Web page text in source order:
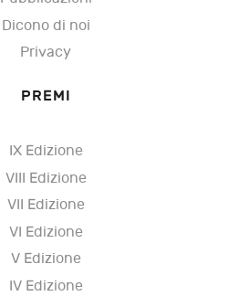
Dicono di noi
Privacy
PREMI
IX Edizione
VIII Edizione
VII Edizione
VI Edizione
V Edizione
IV Edizione